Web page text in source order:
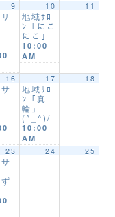
9 10
地域ｻﾛ
ﾝ「にこ
にこ」
10:00
AM
11
16 17
地域ｻﾛ
ﾝ「真
輪」
(^_^)/
10:00
AM
18
23
ず
24 25